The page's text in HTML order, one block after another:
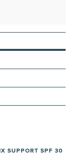
SUPPORT SPF 30